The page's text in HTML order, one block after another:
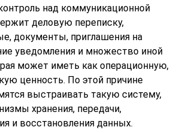
над коммуникационной
деловую переписку,
документы, приглашения на
уведомления и множество иной
может иметь как операционную,
ценность. По этой причине
выстраивать такую систему,
хранения, передачи,
и восстановления данных.